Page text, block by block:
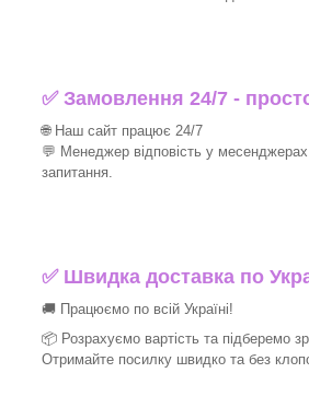
✅ Замовлення 24/7 -
🌐 Наш сайт працює 24/7
💬 Менеджер відповість у месенджерах
запитання.
✅ Швидка доставка по
🚚 Працюємо по всій Україні!
📦 Розрахуємо вартість та підберемо
Отримайте посилку швидко та без